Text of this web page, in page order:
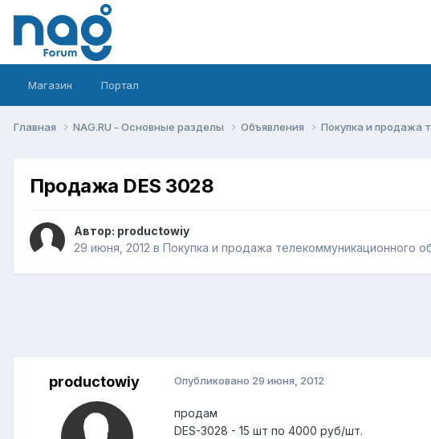
Магазин Портал
Главная NAG.RU - Основные разделы Объявления Покупка и продажа
Продажа DES 3028
Автор: productowiy
29 июня, 2012 в Покупка и продажа телекоммуникационного
productowiy Опубликовано 29 июня, 2012
продам
DES-3028 - 15 шт по 4000 руб/шт.